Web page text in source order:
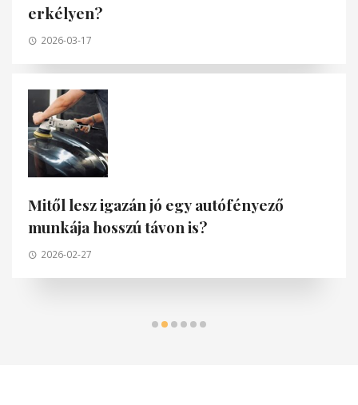
erkélyen?
2026-03-17
Mitől lesz igazán jó egy autófényező
munkája hosszú távon is?
2026-02-27